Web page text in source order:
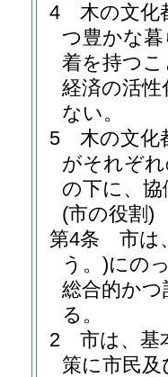
4
木の文化
つ豊かな
着を持つ
経済の活
ない。
5
木の文化
がそれぞ
の下に、
(市の役割)
第4条
市は
う。)にの
総合的か
る。
2
市は、基
策に市民